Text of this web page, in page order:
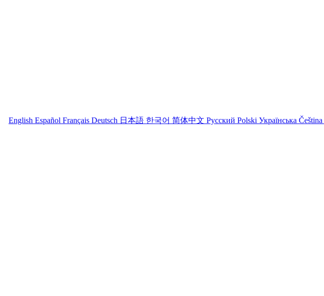
English Español Français Deutsch 日本語 한국어 简体中文 Русский Polski Українська Čeština